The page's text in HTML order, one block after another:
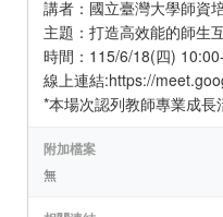
講者：國立臺灣大學師資
主題：打造高效能的師生
時間：115/6/18(四)
線上連結:https://
*本場次認列教師專業成
附加檔案
無